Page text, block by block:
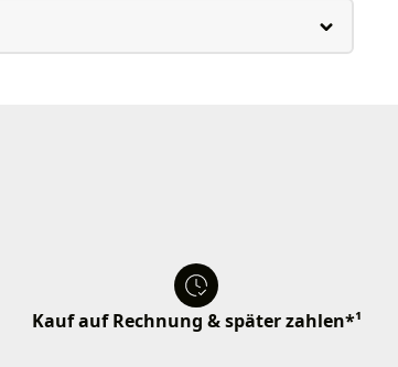
Kauf auf Rechnung & später zahlen*¹